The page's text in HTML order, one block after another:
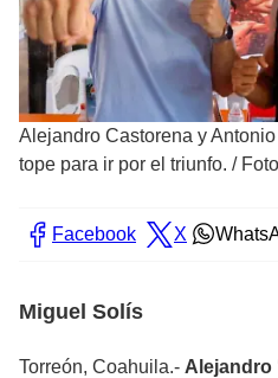
Alejandro Castorena y
tope para ir por el triunfo. /
Facebook X
Miguel Solís
Torreón, Coahuila.- Alejandro